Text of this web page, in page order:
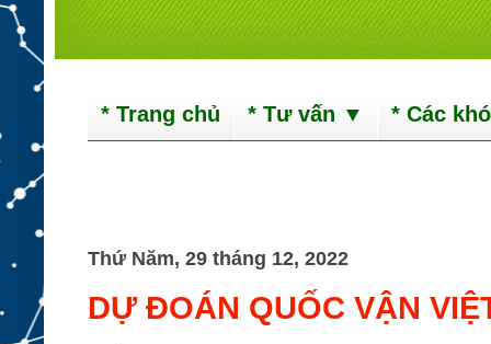
* Trang chủ * Tư vấn ▼ * Các
Thứ Năm, 29 tháng 12, 2022
DỰ ĐOÁN QUỐC VẬN